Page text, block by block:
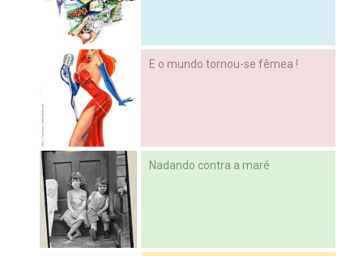
E o mundo tornou-se fêmea !
Nadando contra a maré